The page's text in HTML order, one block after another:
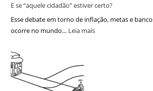
E se “aquele cidadão” estiver certo?
Esse debate em torno de inflação, metas e
ocorre no mundo… Leia mais